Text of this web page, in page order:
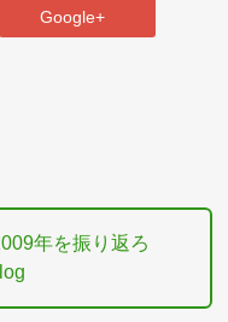
Google+
年を振り返ろ